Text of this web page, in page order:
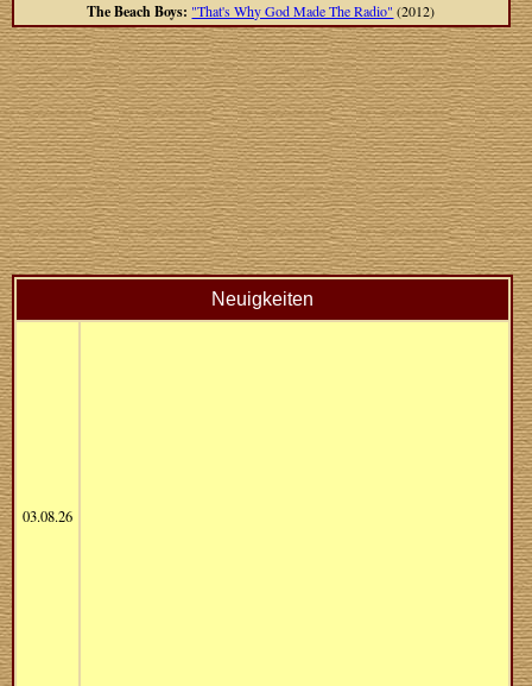
The Beach Boys: "That's Why God Made The Radio" (2012)
Neuigkeiten
03.08.26